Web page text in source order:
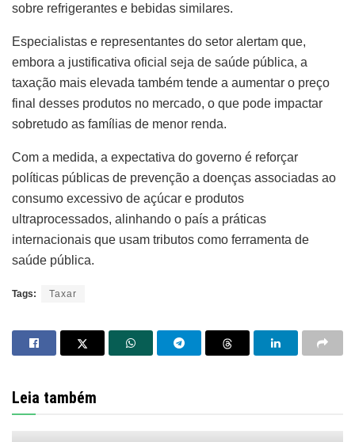
sobre refrigerantes e bebidas similares.
Especialistas e representantes do setor alertam que,
embora a justificativa oficial seja de saúde pública, a
taxação mais elevada também tende a aumentar o preço
final desses produtos no mercado, o que pode impactar
sobretudo as famílias de menor renda.
Com a medida, a expectativa do governo é reforçar
políticas públicas de prevenção a doenças associadas ao
consumo excessivo de açúcar e produtos
ultraprocessados, alinhando o país a práticas
internacionais que usam tributos como ferramenta de
saúde pública.
Tags: Taxar
Leia também